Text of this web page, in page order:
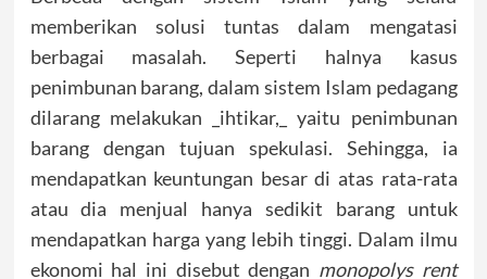
memberikan solusi tuntas dalam mengatasi
berbagai masalah. Seperti halnya kasus
penimbunan barang, dalam sistem Islam pedagang
dilarang melakukan _ihtikar,_ yaitu penimbunan
barang dengan tujuan spekulasi. Sehingga, ia
mendapatkan keuntungan besar di atas rata-rata
atau dia menjual hanya sedikit barang untuk
mendapatkan harga yang lebih tinggi. Dalam ilmu
ekonomi hal ini disebut dengan monopolys rent